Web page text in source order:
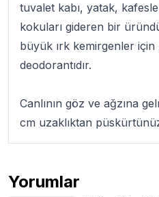
tuvalet kabı, yatak,
kokuları gideren bir
büyük ırk kemirgenler
deodorantıdır.
Canlının göz ve ağzına
cm uzaklıktan
Yorumlar
Bioline Koku Giderici